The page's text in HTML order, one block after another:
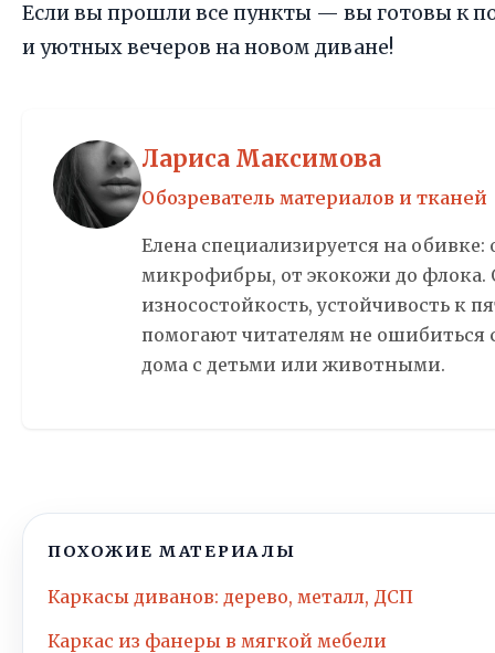
Если вы прошли все пункты — вы готовы к
и уютных вечеров на новом диване!
Лариса Максимова
Обозреватель материалов и тканей
Елена специализируется на обивке:
микрофибры, от экокожи до флока.
износостойкость, устойчивость к
помогают читателям не ошибиться
дома с детьми или животными.
ПОХОЖИЕ МАТЕРИАЛЫ
Каркасы диванов: дерево, металл, ДСП
Каркас из фанеры в мягкой мебели